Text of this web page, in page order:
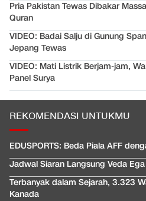
Pria Pakistan Tewas Dibakar
Quran
VIDEO: Badai Salju di Gunung
Jepang Tewas
VIDEO: Mati Listrik Berjam-jam,
Panel Surya
REKOMENDASI UNTUKMU
EDUSPORTS: Beda Piala AFF
Jadwal Siaran Langsung Veda
Terbanyak dalam Sejarah, 3.323
Kanada